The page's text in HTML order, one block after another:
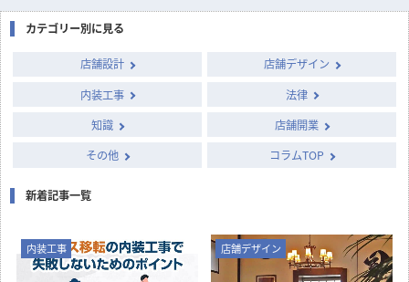
カテゴリー別に見る
店舗設計
店舗デザイン
内装工事
法律
知識
店舗開業
その他
コラムTOP
新着記事一覧
内装工事 店舗デザイン